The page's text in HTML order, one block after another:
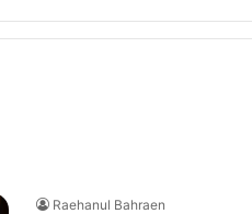
Raehanul Bahraen